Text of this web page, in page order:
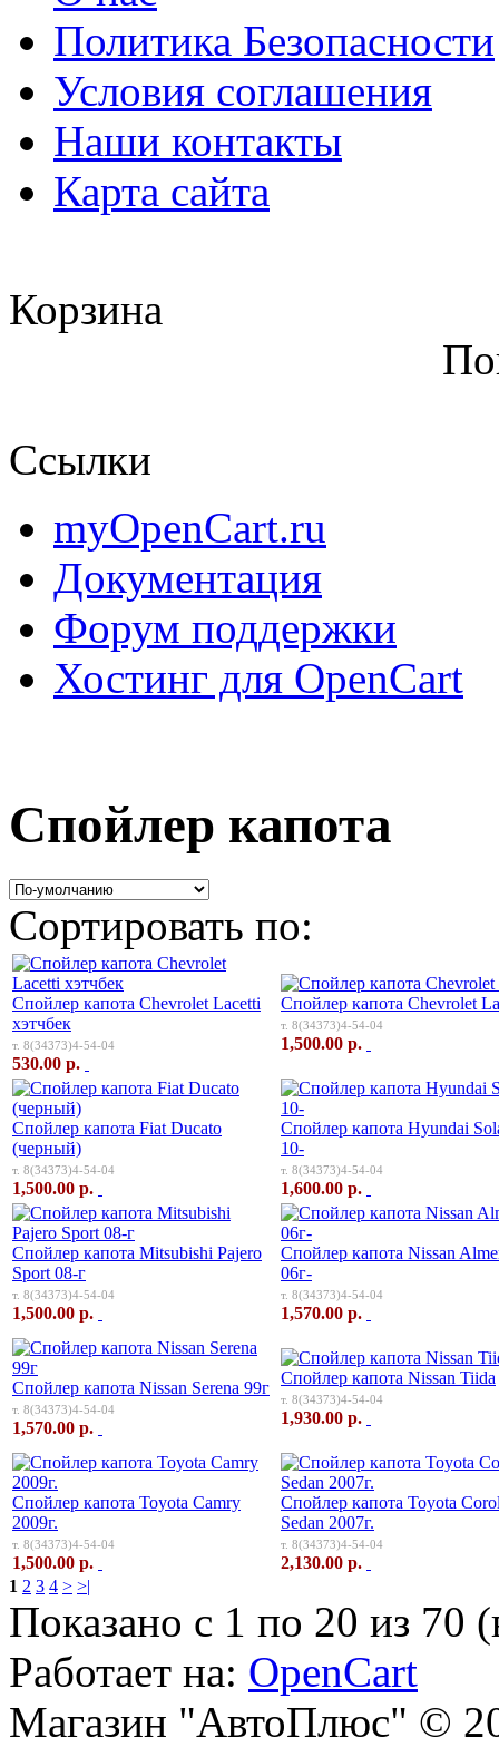
Политика Безопасности
Условия соглашения
Наши контакты
Карта сайта
Корзина
Ссылки
myOpenCart.ru
Документация
Форум поддержки
Хостинг для OpenCart
Спойлер капота
Сортировать по:
Спойлер капота Chevrolet Lacetti
хэтчбек
т. 8(34373)4-54-04
530.00 р.
Спойлер капота Chevrolet
т. 8(34373)4-54-04
1,500.00 р.
Спойлер капота Fiat Ducato
(черный)
т. 8(34373)4-54-04
1,500.00 р.
Спойлер капота Hyundai
10-
т. 8(34373)4-54-04
1,600.00 р.
Спойлер капота Mitsubishi Pajero
Sport 08-г
т. 8(34373)4-54-04
1,500.00 р.
Спойлер капота Nissan
06г-
т. 8(34373)4-54-04
1,570.00 р.
Спойлер капота Nissan Serena 99г
т. 8(34373)4-54-04
1,570.00 р.
Спойлер капота Nissan Tiida
т. 8(34373)4-54-04
1,930.00 р.
Спойлер капота Toyota Camry
2009г.
т. 8(34373)4-54-04
1,500.00 р.
Спойлер капота Toyota
Sedan 2007г.
т. 8(34373)4-54-04
2,130.00 р.
1 2 3 4 > >|
Показано с 1 по 20 из 70
Работает на: OpenCart
Магазин "АвтоПлюс" ©